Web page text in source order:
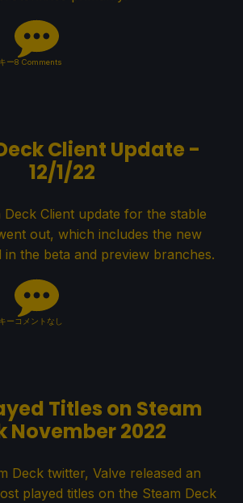
ー8 Comments
Client Update -
12/1/22
Deck Client update for the stable
out, which includes the new
in the beta and preview branches.
ーコメントなし
Titles on Steam
November 2022
Deck twitter, Valve released an
played titles on the Steam Deck